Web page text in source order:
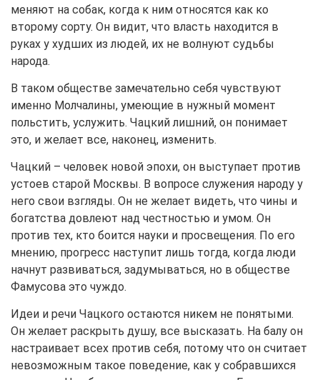
меняют на собак, когда к ним относятся как ко
второму сорту. Он видит, что власть находится в
руках у худших из людей, их не волнуют судьбы
народа.
В таком обществе замечательно себя чувствуют
именно Молчалины, умеющие в нужный момент
польстить, услужить. Чацкий лишний, он понимает
это, и желает все, наконец, изменить.
Чацкий – человек новой эпохи, он выступает против
устоев старой Москвы. В вопросе служения народу у
него свои взгляды. Он не желает видеть, что чины и
богатства довлеют над честностью и умом. Он
против тех, кто боится науки и просвещения. По его
мнению, прогресс наступит лишь тогда, когда люди
начнут развиваться, задумываться, но в обществе
Фамусова это чуждо.
Идеи и речи Чацкого остаются никем не понятыми.
Он желает раскрыть душу, все высказать. На балу он
настраивает всех против себя, потому что он считает
невозможным такое поведение, как у собравшихся